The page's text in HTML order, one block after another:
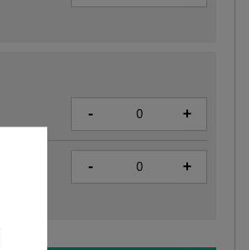
- +
- +